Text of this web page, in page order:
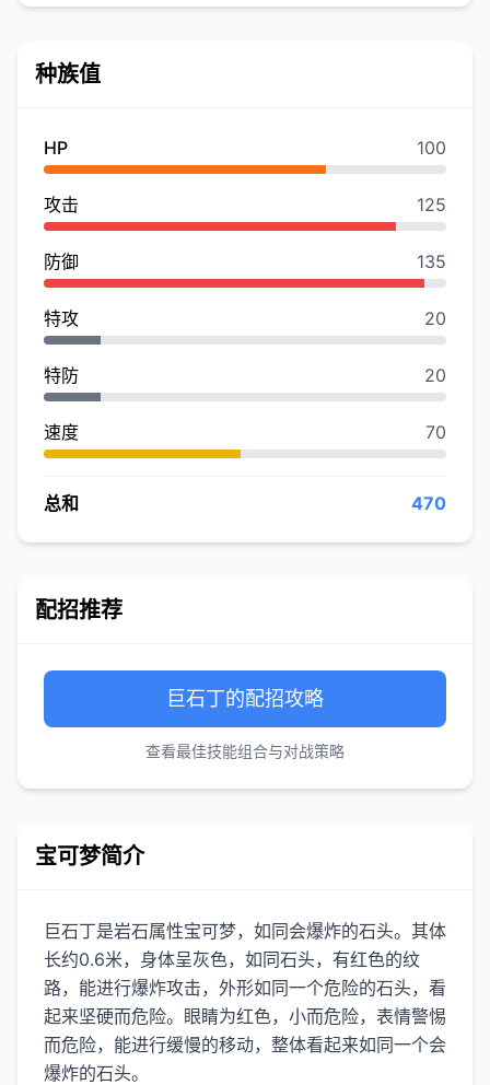
种族值
HP 100
攻击 125
防御 135
特攻 20
特防 20
速度 70
总和 470
配招推荐
巨石丁的配招攻略
查看最佳技能组合与对战策略
宝可梦简介
巨石丁是岩石属性宝可梦，如同会爆炸的石头。其体
长约0.6米，身体呈灰色，如同石头，有红色的纹
路，能进行爆炸攻击，外形如同一个危险的石头，看
起来坚硬而危险。眼睛为红色，小而危险，表情警惕
而危险，能进行缓慢的移动，整体看起来如同一个会
爆炸的石头。